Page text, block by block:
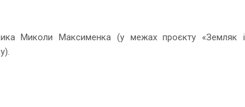
Миколи Максименка (у межах проєкту «Земляк